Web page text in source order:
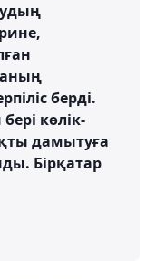
берді.
көлік-
дамытуға
Бірқатар